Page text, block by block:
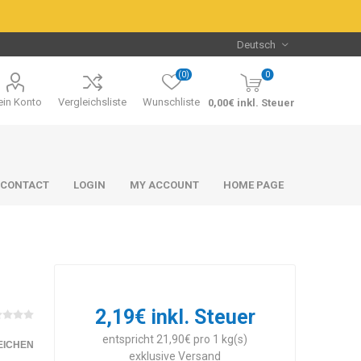
Konto Vergleichsliste Wunschliste
(0) 0
0,00€ inkl. Steuer
Packs & Bundles
Packs & Bundles
CONTACT LOGIN MY ACCOUNT HOME PAGE
2,19€ inkl. Steuer
entspricht 21,90€ pro 1 kg(s)
exklusiveVersand